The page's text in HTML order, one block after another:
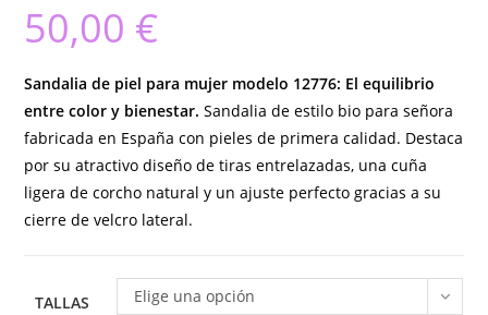
50,00 €
Sandalia de piel para mujer modelo 12776: El equilibrio
entre color y bienestar. Sandalia de estilo bio para señora
fabricada en España con pieles de primera calidad. Destaca
por su atractivo diseño de tiras entrelazadas, una cuña
ligera de corcho natural y un ajuste perfecto gracias a su
cierre de velcro lateral.
TALLAS Elige una opción